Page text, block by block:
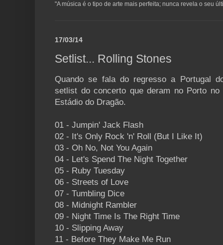
"A música é o tipo de arte mais perfeita; nunca revela o seu
17/03/14
Setlist... Rolling Stones
Quando se fala do regresso a Portugal
setlist do concerto que deram no Porto
Estádio do Dragão.
01 - Jumpin' Jack Flash
02 - It's Only Rock 'n' Roll (But I Like It)
03 - Oh No, Not You Again
04 - Let's Spend The Night Together
05 - Ruby Tuesday
06 - Streets of Love
07 - Tumbling Dice
08 - Midnight Rambler
09 - Night Time Is The Right Time
10 - Slipping Away
11 - Before They Make Me Run